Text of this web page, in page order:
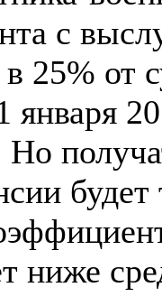
с
25% от
января
ниже